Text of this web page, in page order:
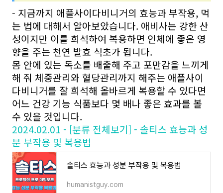
- 지금까지 애플사이다비니거의 효능과 부작용, 먹
는 법에 대해서 알아보았습니다. 애비사는 강한 산
성이지만 이를 희석하여 복용하면 인체에 좋은 영
향을 주는 천연 발효 식초가 됩니다.
몸 안에 있는 독소를 배출해 주고 포만감을 느끼게
해 줘 체중관리와 혈당관리까지 해주는 애플사이
다비니거를 잘 희석해 올바르게 복용할 수 있다면
어느 건강 기능 식품보다 몇 배나 좋은 효과를 볼
수 있을 것입니다.
2024.02.01 - [분류 전체보기] - 솔티스 효능과 성
분 부작용 및 복용법
솔티스 효능과 성분 부작용 및 복용법
humanistguy.com